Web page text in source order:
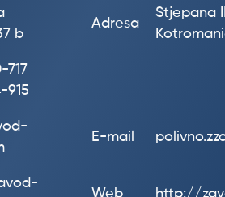
b
Adresa
Stjepana
717
915
E-mail
Web http://